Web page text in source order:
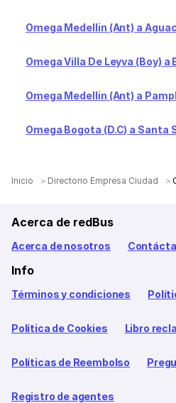
Omega Medellin (Ant) a
Omega Villa De Leyva (Boy) a
Omega Medellin (Ant) a
Omega Bogota (D.C) a Santa
Inicio Directorio Empresa Ciudad
Acerca de redBus
Acerca de nosotros
Info
Términos y condiciones
Política de Cookies Libro
Políticas de Reembolso
Registro de agentes